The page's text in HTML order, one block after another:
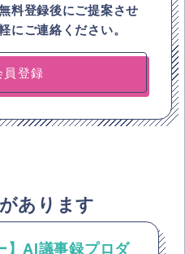
料登録後にご提案させ
にご連絡ください。
員登録
あります
】AI議事録プロダ